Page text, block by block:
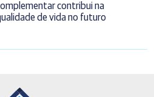
contribui na
de vida no futuro